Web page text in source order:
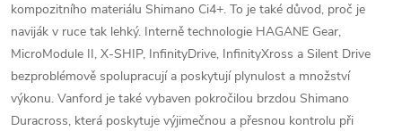
kompozitního materiálu Shimano Ci4+. To je také důvod, proč je
naviják v ruce tak lehký. Interně technologie HAGANE Gear,
MicroModule II, X-SHIP, InfinityDrive, InfinityXross a Silent Drive
bezproblémově spolupracují a poskytují plynulost a množství
výkonu. Vanford je také vybaven pokročilou brzdou Shimano
Duracross, která poskytuje výjimečnou a přesnou kontrolu při